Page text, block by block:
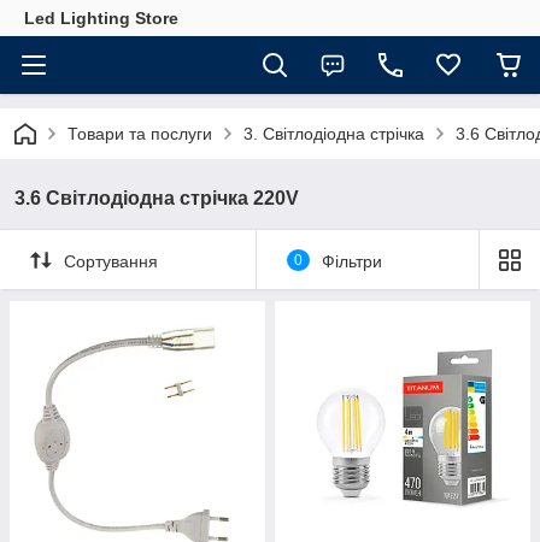
Led Lighting Store
Товари та послуги 3. Світлодіодна стрічка 3.6
3.6 Світлодіодна стрічка 220V
Сортування 0 Фільтри